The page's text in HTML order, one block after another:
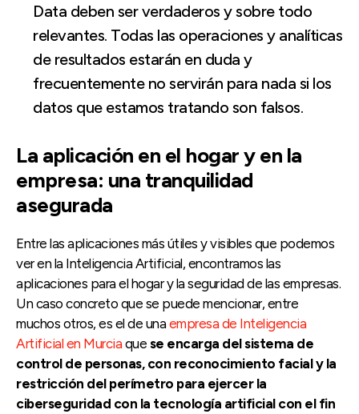
Data deben ser verdaderos y sobre todo
relevantes. Todas las operaciones y analíticas
de resultados estarán en duda y
frecuentemente no servirán para nada si los
datos que estamos tratando son falsos.
La aplicación en el hogar y en la
empresa: una tranquilidad
asegurada
Entre las aplicaciones más útiles y visibles que podemos
ver en la Inteligencia Artificial, encontramos las
aplicaciones para el hogar y la seguridad de las empresas.
Un caso concreto que se puede mencionar, entre
muchos otros, es el de unaempresa de Inteligencia
Artificial en Murcia que se encarga del sistema de
control de personas, con reconocimiento facial y la
restricción del perímetro para ejercer la
ciberseguridad con la tecnología artificial con el fin